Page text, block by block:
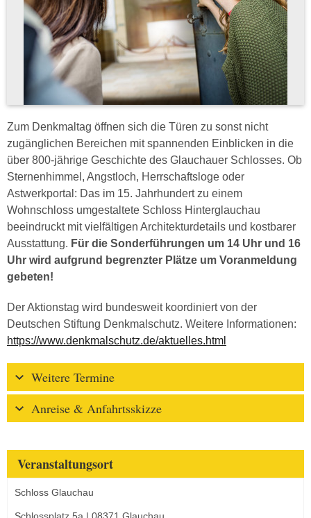
Zum Denkmaltag öffnen sich die Türen zu sonst nicht
zugänglichen Bereichen mit spannenden Einblicken in die
über 800-jährige Geschichte des Glauchauer Schlosses. Ob
Sternenhimmel, Angstloch, Herrschaftsloge oder
Astwerkportal: Das im 15. Jahrhundert zu einem
Wohnschloss umgestaltete Schloss Hinterglauchau
beeindruckt mit vielfältigen Architekturdetails und kostbarer
Ausstattung. Für die Sonderführungen um 14 Uhr und 16
Uhr wird aufgrund begrenzter Plätze um Voranmeldung
gebeten!
Der Aktionstag wird bundesweit koordiniert von der
Deutschen Stiftung Denkmalschutz. Weitere Informationen:
https://www.denkmalschutz.de/aktuelles.html
Weitere Termine
Anreise & Anfahrtsskizze
Veranstaltungsort
Schloss Glauchau